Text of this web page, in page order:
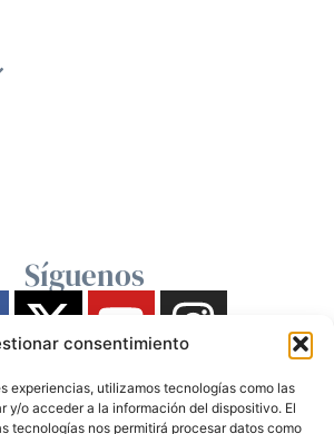
consentimiento
experiencias, utilizamos tecnologías como las
y/o acceder a la información del dispositivo. El
tecnologías nos permitirá procesar datos como
Síguenos